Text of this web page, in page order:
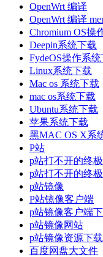
OpenWrt 编译
OpenWrt 编译
Chromium OS操
Deepin系统下载
FydeOS操作系
Linux系统下载
Mac os 系统下载
mac os系统下载
Ubuntu系统下载
苹果系统下载
黑MAC OS X系
P站
p站打不开的终
p站打不开的终
p站镜像
P站镜像客户端
p站镜像客户端
p站镜像网站
p站镜像资源下载
百度网盘大文件